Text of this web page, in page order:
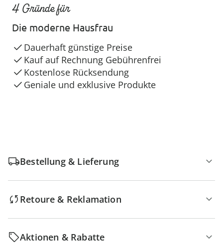
4 Gründe für
Die moderne Hausfrau
Dauerhaft günstige Preise
Kauf auf Rechnung Gebührenfrei
Kostenlose Rücksendung
Geniale und exklusive Produkte
Bestellung & Lieferung
Retoure & Reklamation
Aktionen & Rabatte